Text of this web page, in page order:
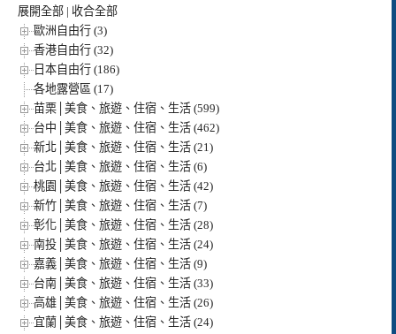
展開全部 | 收合全部
歐洲自由行 (3)
香港自由行 (32)
日本自由行 (186)
各地露營區 (17)
苗栗│美食、旅遊、住宿、生活 (599)
台中│美食、旅遊、住宿、生活 (462)
新北│美食、旅遊、住宿、生活 (21)
台北│美食、旅遊、住宿、生活 (6)
桃園│美食、旅遊、住宿、生活 (42)
新竹│美食、旅遊、住宿、生活 (7)
彰化│美食、旅遊、住宿、生活 (28)
南投│美食、旅遊、住宿、生活 (24)
嘉義│美食、旅遊、住宿、生活 (9)
台南│美食、旅遊、住宿、生活 (33)
高雄│美食、旅遊、住宿、生活 (26)
宜蘭│美食、旅遊、住宿、生活 (24)